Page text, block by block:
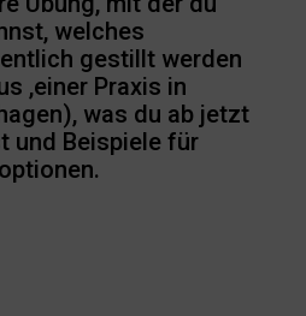
welches
gestillt werden
,einer Praxis in
was du ab jetzt
und Beispiele für